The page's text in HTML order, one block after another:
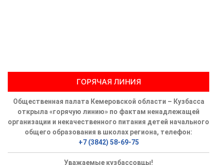
ГОРЯЧАЯ ЛИНИЯ
Общественная палата Кемеровской области – Кузбасса
открыла «горячую линию» по фактам ненадлежащей
организации и некачественного питания детей начального
общего образования в школах региона, телефон:
+7 (3842) 58-69-75
Уважаемые кузбассовцы!